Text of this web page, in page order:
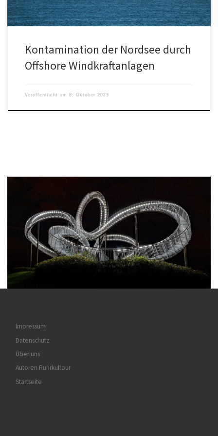
Kontamination der Nordsee durch
Offshore Windkraftanlagen
Veröffentlicht am 8. Oktober 2023
Impressum
Datenschutz
Über uns
Autoren Ruhrkultour
Startseite